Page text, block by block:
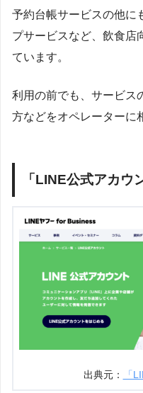
予約台帳サービスの他に
プサービスなど、飲食店
ています。
利用の前でも、サービス
方などをオペレーターに
「LINE公式アカウ
出典元： 「